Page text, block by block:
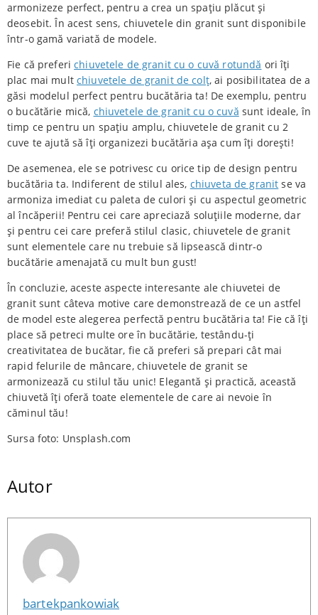
armonizeze perfect, pentru a crea un spațiu plăcut și
deosebit. În acest sens, chiuvetele din granit sunt disponibile
într-o gamă variată de modele.
Fie că preferichiuvetele de granit cu o cuvă rotundă ori îți
plac mai mult chiuvetele de granit de colț, ai posibilitatea de a
găsi modelul perfect pentru bucătăria ta! De exemplu, pentru
o bucătărie mică, chiuvetele de granit cu o cuvă sunt ideale, în
timp ce pentru un spațiu amplu, chiuvetele de granit cu 2
cuve te ajută să îți organizezi bucătăria așa cum îți dorești!
De asemenea, ele se potrivesc cu orice tip de design pentru
bucătăria ta. Indiferent de stilul ales, chiuveta de granit se va
armoniza imediat cu paleta de culori și cu aspectul geometric
al încăperii! Pentru cei care apreciază soluțiile moderne, dar
și pentru cei care preferă stilul clasic, chiuvetele de granit
sunt elementele care nu trebuie să lipsească dintr-o
bucătărie amenajată cu mult bun gust!
În concluzie, aceste aspecte interesante ale chiuvetei de
granit sunt câteva motive care demonstrează de ce un astfel
de model este alegerea perfectă pentru bucătăria ta! Fie că îți
place să petreci multe ore în bucătărie, testându-ți
creativitatea de bucătar, fie că preferi să prepari cât mai
rapid felurile de mâncare, chiuvetele de granit se
armonizează cu stilul tău unic! Elegantă și practică, această
chiuvetă îți oferă toate elementele de care ai nevoie în
căminul tău!
Sursa foto: Unsplash.com
Autor
bartekpankowiak